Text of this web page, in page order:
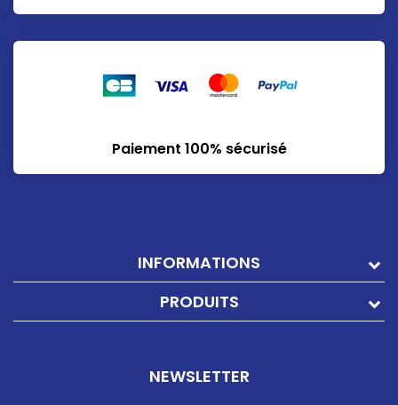
Paiement 100% sécurisé
INFORMATIONS
PRODUITS
NEWSLETTER